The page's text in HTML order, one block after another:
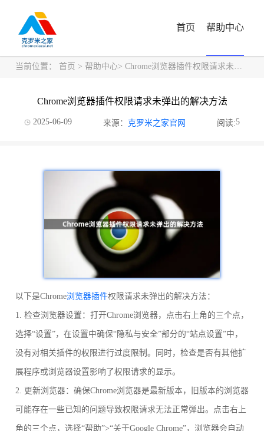
首页 帮助中心
当前位置： 首页 > 帮助中心> Chrome浏览器插件权限请求未弹出的解决方法
Chrome浏览器插件权限请求未弹出的解决方法
2025-06-09 来源： 克罗米之家官网 阅读:5
以下是Chrome浏览器插件权限请求未弹出的解决方法：
1. 检查浏览器设置：打开Chrome浏览器，点击右上角的三个点，
选择“设置”，在设置中确保“隐私与安全”部分的“站点设置”中，
没有对相关插件的权限进行过度限制。同时，检查是否有其他扩
展程序或浏览器设置影响了权限请求的显示。
2. 更新浏览器：确保Chrome浏览器是最新版本，旧版本的浏览器
可能存在一些已知的问题导致权限请求无法正常弹出。点击右上
角的三个点，选择“帮助”>“关于Google Chrome”，浏览器会自动